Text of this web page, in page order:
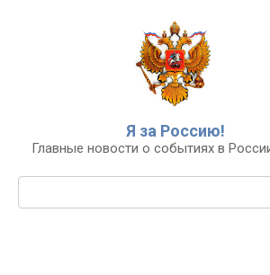
Я за Россию!
Главные новости о событиях в